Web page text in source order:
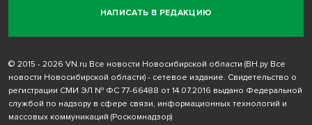
НАПИСАТЬ В РЕДАКЦИЮ
© 2015 - 2026 VN.ru Все новости Новосибирской области (ВН.ру Все
новости Новосибирской области) - сетевое издание. Свидетельство о
регистрации СМИ ЭЛ № ФС 77-66488 от 14.07.2016 выдано Федеральной
службой по надзору в сфере связи, информационных технологий и
массовых коммуникаций (Роскомнадзор)